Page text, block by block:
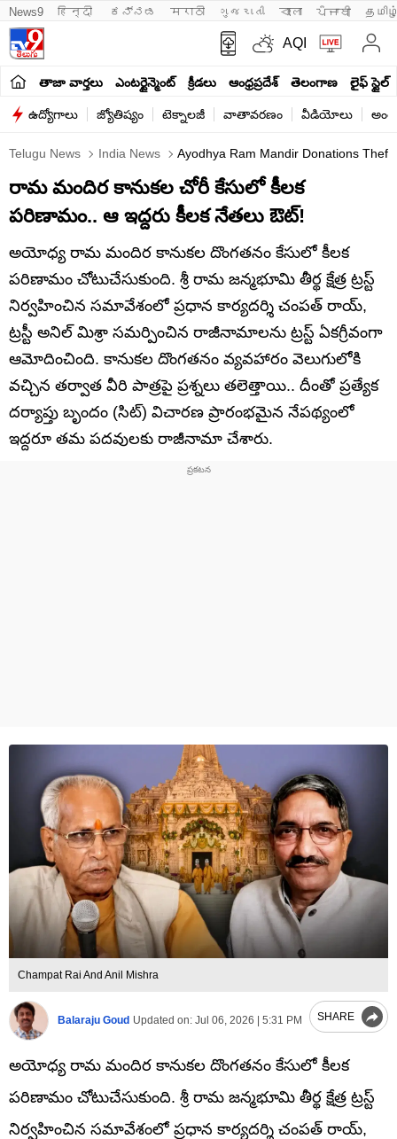
News9 हिन्दी ಕನ್ನಡ मराठी ગુજરાતી বাংলা ਪੰਜਾਬੀ
AQI
తాజా వార్తలు ఎంటర్టైన్మెంట్ క్రీడలు ఆంధ్రప్రదేశ్ తెలంగాణ లైఫ్ స్టైల్
ఉద్యోగాలు జ్యోతిష్యం టెక్నాలజీ వాతావరణం వీడియోలు
Telugu News India News Ayodhya Ram Mandir Donations
రామ మందిర కానుకల చోరీ కేసులో కీలక
పరిణామం.. ఆ ఇద్దరు కీలక నేతలు ఔట్!
అయోధ్య రామ మందిర కానుకల దొంగతనం కేసులో కీలక
పరిణామం చోటుచేసుకుంది. శ్రీ రామ జన్మభూమి తీర్థ క్షేత్ర ట్రస్ట్
నిర్వహించిన సమావేశంలో ప్రధాన కార్యదర్శి చంపత్ రాయ్,
ట్రస్టీ అనిల్ మిశ్రా సమర్పించిన రాజీనామాలను ట్రస్ట్ ఏకగ్రీవంగా
ఆమోదించింది. కానుకల దొంగతనం వ్యవహారం వెలుగులోకి
వచ్చిన తర్వాత వీరి పాత్రపై ప్రశ్నలు తలెత్తాయి.. దీంతో ప్రత్యేక
దర్యాప్తు బృందం (సిట్) విచారణ ప్రారంభమైన నేపథ్యంలో
ఇద్దరూ తమ పదవులకు రాజీనామా చేశారు.
Champat Rai And Anil Mishra
Balaraju Goud Updated on: Jul 06, 2026 | 5:31 PM SHARE
అయోధ్య రామ మందిర కానుకల దొంగతనం కేసులో కీలక
పరిణామం చోటుచేసుకుంది. శ్రీ రామ జన్మభూమి తీర్థ క్షేత్ర ట్రస్ట్
నిర్వహించిన సమావేశంలో ప్రధాన కార్యదర్శి చంపత్ రాయ్,